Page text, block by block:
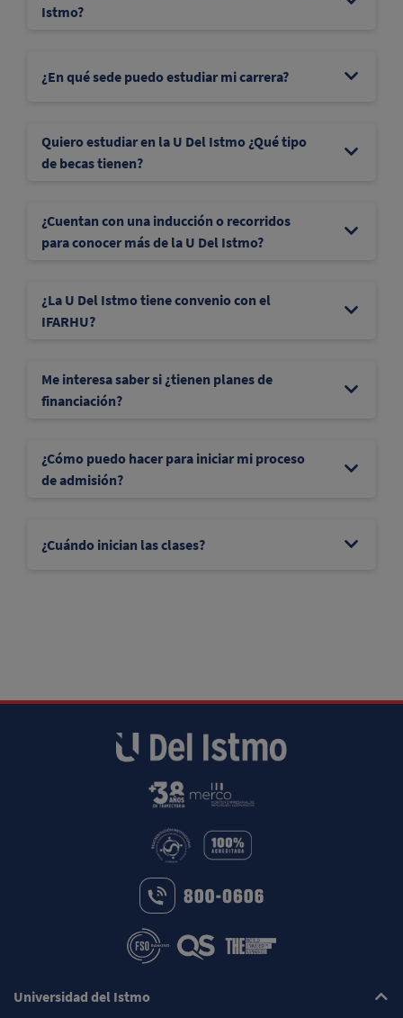
Istmo?
¿En qué sede puedo estudiar mi carrera?
Quiero estudiar en la U Del Istmo ¿Qué tipo
de becas tienen?
¿Cuentan con una inducción o recorridos
para conocer más de la U Del Istmo?
¿La U Del Istmo tiene convenio con el
IFARHU?
Me interesa saber si ¿tienen planes de
financiación?
¿Cómo puedo hacer para iniciar mi proceso
de admisión?
¿Cuándo inician las clases?
Universidad del Istmo